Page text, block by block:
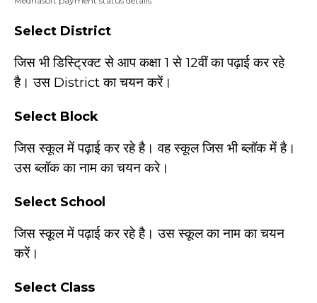
Select District
जिस भी डिस्ट्रिक्ट से आप कक्षा 1 से 12वीं का पढ़ाई कर रहे
है। उस District का चयन करें।
Select Block
जिस स्कूल में पढ़ाई कर रहे है। वह स्कूल जिस भी ब्लॉक में है।
उस ब्लॉक का नाम का चयन करे।
Select School
जिस स्कूल में पढ़ाई कर रहे है। उस स्कूल का नाम का चयन
करें।
Select Class